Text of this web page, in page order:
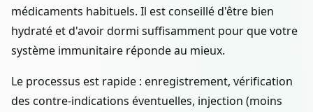
médicaments habituels. Il est conseillé d'être bien
hydraté et d'avoir dormi suffisamment pour que votre
système immunitaire réponde au mieux.
Le processus est rapide : enregistrement, vérification
des contre-indications éventuelles, injection (moins